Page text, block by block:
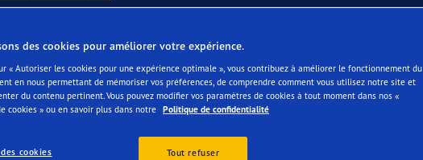
F1 SuperSport
Performance 2
des cookies pour améliorer votre expérience.
« Autoriser les cookies pour une expérience optimale », vous contribuez à améliorer le fonctionnement du
en nous permettant de mémoriser vos préférences, de comprendre comment vous utilisez notre site et
du contenu pertinent. Vous pouvez modifier vos paramètres de cookies à tout moment dans nos «
cookies » ou en savoir plus dans notre Politique de confidentialité
cookies Tout refuser